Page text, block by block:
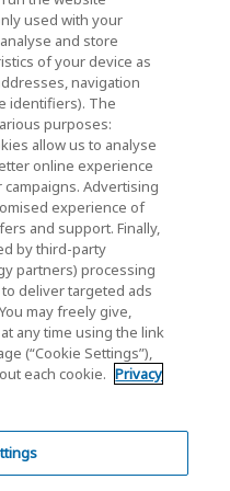
Home
used with your
and store
of your device as
navigation
identifiers). The
purposes:
allow us to analyse
online experience
Advertising
experience of
and support. Finally,
by third-party
partners) processing
deliver targeted ads
may freely give,
any time using the link
(“Cookie Settings”),
each cookie. Privacy